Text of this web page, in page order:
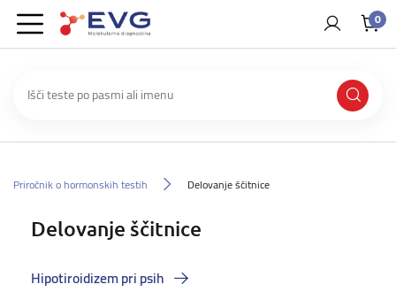
0
Priročnik o hormonskih testih Delovanje ščitnice
Delovanje ščitnice
Hipotiroidizem pri psih